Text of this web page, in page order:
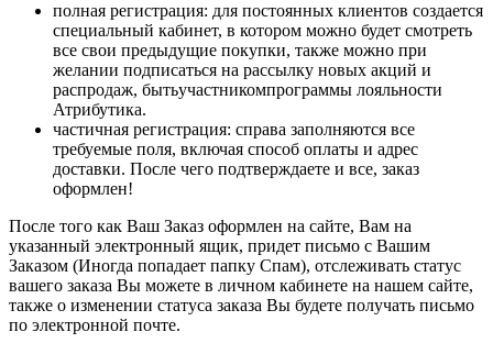
полная регистрация: для постоянных клиентов создается
специальный кабинет, в котором можно будет смотреть
все свои предыдущие покупки, также можно при
желании подписаться на рассылку новых акций и
распродаж, бытьучастникомпрограммы лояльности
Атрибутика.
частичная регистрация: справа заполняются все
требуемые поля, включая способ оплаты и адрес
доставки. После чего подтверждаете и все, заказ
оформлен!
После того как Ваш Заказ оформлен на сайте, Вам на
указанный электронный ящик, придет письмо с Вашим
Заказом (Иногда попадает папку Спам), отслеживать статус
вашего заказа Вы можете в личном кабинете на нашем сайте,
также о изменении статуса заказа Вы будете получать письмо
по электронной почте.